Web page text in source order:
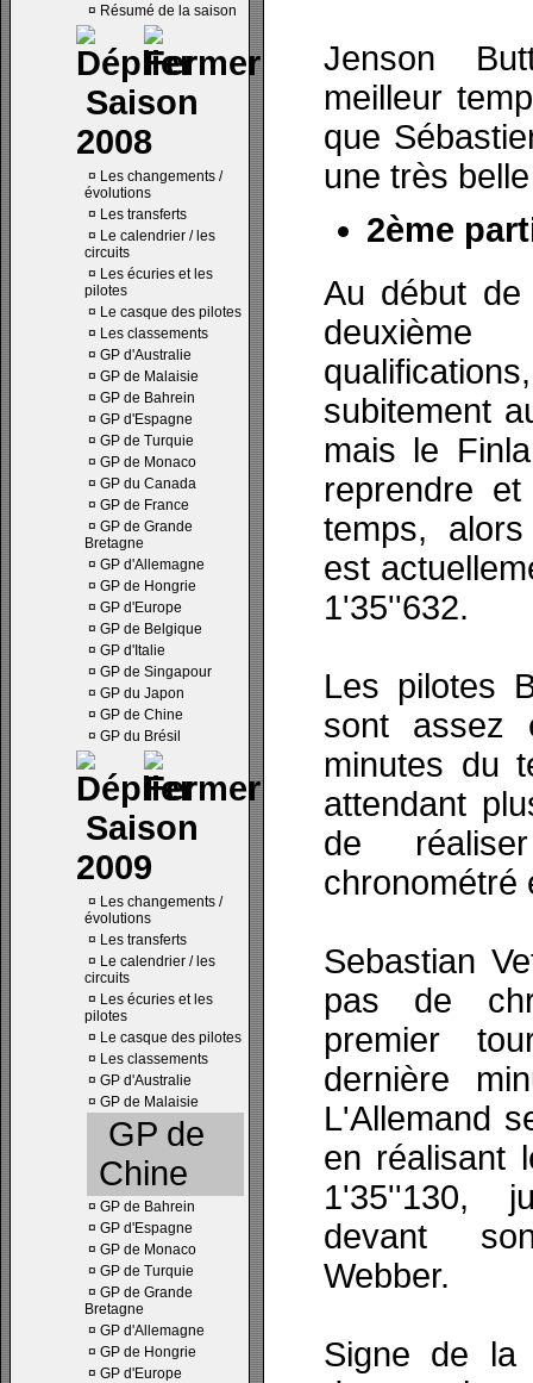
¤ Résumé de la saison
Saison
2008
¤ Les changements /
évolutions
¤ Les transferts
¤ Le calendrier / les
circuits
¤ Les écuries et les
pilotes
¤ Le casque des pilotes
¤ Les classements
¤ GP d'Australie
¤ GP de Malaisie
¤ GP de Bahrein
¤ GP d'Espagne
¤ GP de Turquie
¤ GP de Monaco
¤ GP du Canada
¤ GP de France
¤ GP de Grande
Bretagne
¤ GP d'Allemagne
¤ GP de Hongrie
¤ GP d'Europe
¤ GP de Belgique
¤ GP d'Italie
¤ GP de Singapour
¤ GP du Japon
¤ GP de Chine
¤ GP du Brésil
Saison
2009
¤ Les changements /
évolutions
¤ Les transferts
¤ Le calendrier / les
circuits
¤ Les écuries et les
pilotes
¤ Le casque des pilotes
¤ Les classements
¤ GP d'Australie
¤ GP de Malaisie
GP de
Chine
¤ GP de Bahrein
¤ GP d'Espagne
¤ GP de Monaco
¤ GP de Turquie
¤ GP de Grande
Bretagne
¤ GP d'Allemagne
¤ GP de Hongrie
¤ GP d'Europe
Jenson
meilleur
que
une très
2ème
Au début de
subitement
mais le
reprendre
temps,
est
1'35''632.
Les pilotes
sont assez
minutes du
attendant
de
chronométré
Sebastian
pas de
premier
dernière
L'Allemand
en réalisant
1'35''130,
devant
Webber.
Signe de la